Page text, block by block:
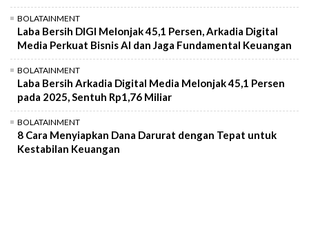
BOLATAINMENT
Laba Bersih DIGI Melonjak 45,1 Persen, Arkadia Digital
Media Perkuat Bisnis AI dan Jaga Fundamental Keuangan
BOLATAINMENT
Laba Bersih Arkadia Digital Media Melonjak 45,1 Persen
pada 2025, Sentuh Rp1,76 Miliar
BOLATAINMENT
8 Cara Menyiapkan Dana Darurat dengan Tepat untuk
Kestabilan Keuangan